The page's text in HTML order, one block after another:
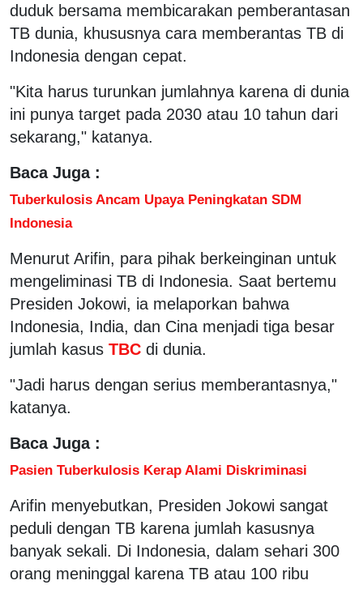
duduk bersama membicarakan pemberantasan
TB dunia, khususnya cara memberantas TB di
Indonesia dengan cepat.
"Kita harus turunkan jumlahnya karena di dunia
ini punya target pada 2030 atau 10 tahun dari
sekarang," katanya.
Baca Juga :
Tuberkulosis Ancam Upaya Peningkatan SDM
Indonesia
Menurut Arifin, para pihak berkeinginan untuk
mengeliminasi TB di Indonesia. Saat bertemu
Presiden Jokowi, ia melaporkan bahwa
Indonesia, India, dan Cina menjadi tiga besar
jumlah kasus TBC di dunia.
"Jadi harus dengan serius memberantasnya,"
katanya.
Baca Juga :
Pasien Tuberkulosis Kerap Alami Diskriminasi
Arifin menyebutkan, Presiden Jokowi sangat
peduli dengan TB karena jumlah kasusnya
banyak sekali. Di Indonesia, dalam sehari 300
orang meninggal karena TB atau 100 ribu